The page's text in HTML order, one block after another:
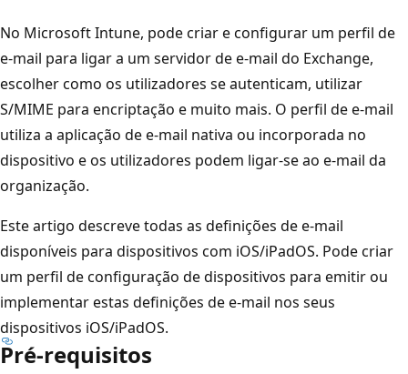
No Microsoft Intune, pode criar e configurar um perfil de
e-mail para ligar a um servidor de e-mail do Exchange,
escolher como os utilizadores se autenticam, utilizar
S/MIME para encriptação e muito mais. O perfil de e-mail
utiliza a aplicação de e-mail nativa ou incorporada no
dispositivo e os utilizadores podem ligar-se ao e-mail da
organização.
Este artigo descreve todas as definições de e-mail
disponíveis para dispositivos com iOS/iPadOS. Pode criar
um perfil de configuração de dispositivos para emitir ou
implementar estas definições de e-mail nos seus
dispositivos iOS/iPadOS.
Pré-requisitos